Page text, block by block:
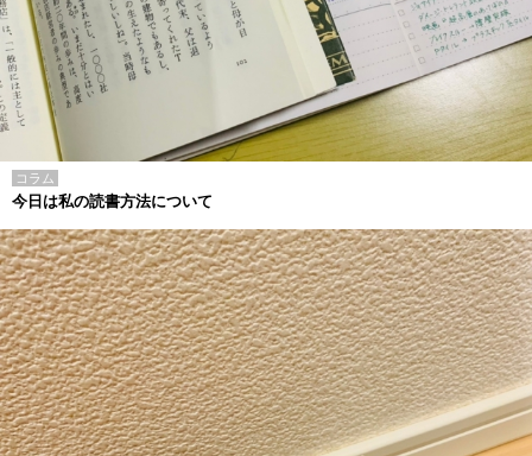
コラム
今日は私の読書方法について